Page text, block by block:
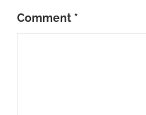
Comment *